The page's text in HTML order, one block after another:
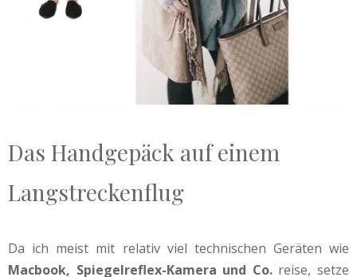
Das Handgepäck auf einem
Langstreckenflug
Da ich meist mit relativ viel technischen Geräten wie
Macbook, Spiegelreflex-Kamera und Co.reise, setze